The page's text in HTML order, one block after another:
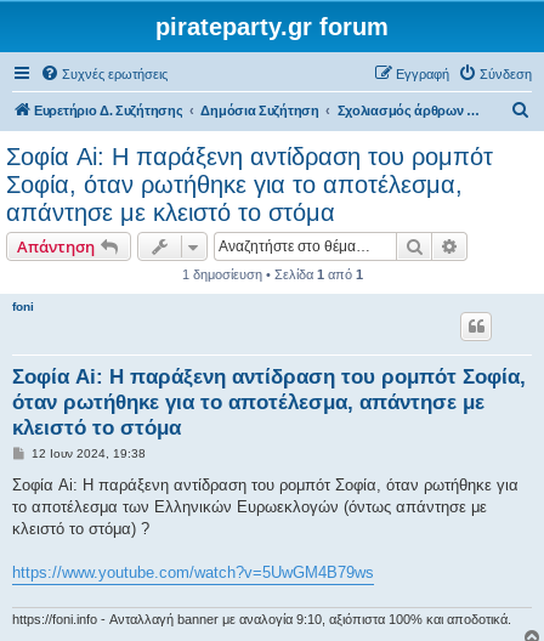
pirateparty.gr forum
Συχνές ερωτήσεις Σύνδεση
Εγγραφή
Ευρετήριο Δ. Συζήτησης Δημόσια Συζήτηση Σχολιασμός άρθρων του διαδικτύου
Σοφία Ai: Η παράξενη αντίδραση του ρομπότ
Σοφία, όταν ρωτήθηκε για το αποτέλεσμα,
απάντησε με κλειστό το στόμα
Απάντηση Αναζήτηση
1 δημοσίευση • Σελίδα 1 από 1
foni
Σοφία Ai: Η παράξενη αντίδραση του ρομπότ Σοφία,
όταν ρωτήθηκε για το αποτέλεσμα, απάντησε με
κλειστό το στόμα
Δ
μ
σ
ί
σ
η
12 Ιουν 2024, 19:38
Σοφία Ai: Η παράξενη αντίδραση του ρομπότ Σοφία, όταν ρωτήθηκε για
το αποτέλεσμα των Ελληνικών Ευρωεκλογών (όντως απάντησε με
κλειστό το στόμα) ?
https://www.youtube.com/watch?v=5UwGM4B79ws
https://foni.info - Ανταλλαγή banner με αναλογία 9:10, αξιόπιστα 100% και αποδοτικά.